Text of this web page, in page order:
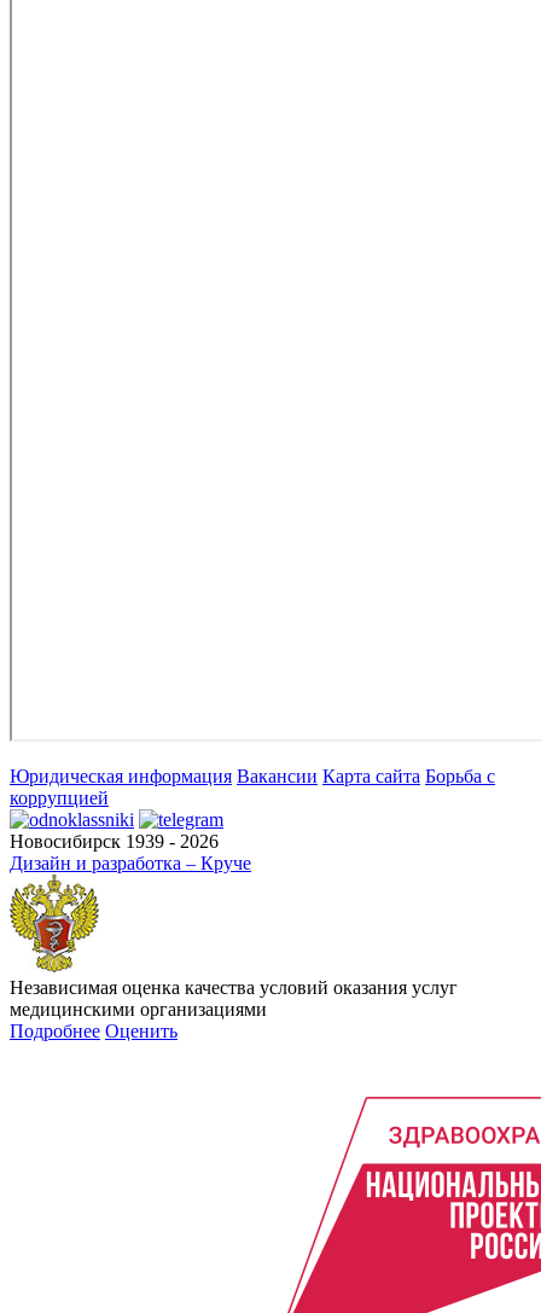
Юридическая информация Вакансии Карта сайта Борьба с
коррупцией
Новосибирск 1939 - 2026
Дизайн и разработка – Круче
Независимая оценка качества условий оказания услуг
медицинскими организациями
Подробнее Оценить